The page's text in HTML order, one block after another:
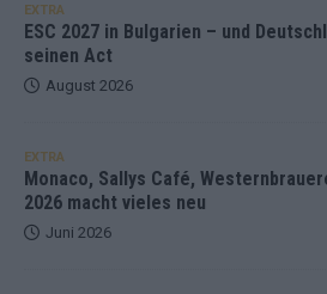
EXTRA
ESC 2027 in Bulgarien – und
seinen Act
August 2026
EXTRA
Monaco, Sallys Café,
2026 macht vieles neu
Juni 2026